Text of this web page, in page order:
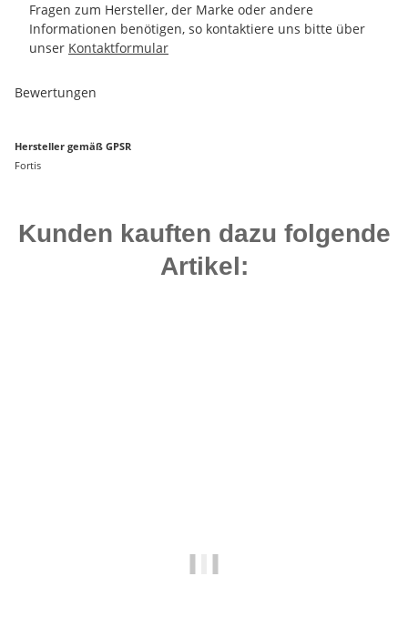
Fragen zum Hersteller, der Marke oder andere
Informationen benötigen, so kontaktiere uns bitte über
unser Kontaktformular
Bewertungen
Hersteller gemäß GPSR
Fortis
Kunden kauften dazu folgende
Artikel: